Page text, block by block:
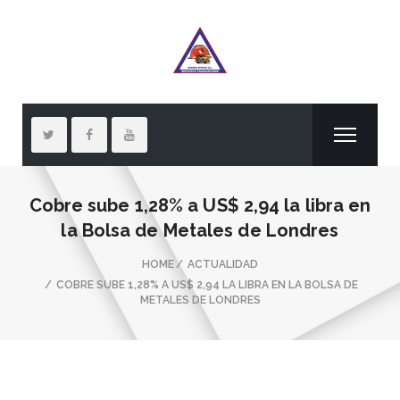
Cobre sube 1,28% a US$ 2,94 la libra en
la Bolsa de Metales de Londres
HOME
ACTUALIDAD
COBRE SUBE 1,28% A US$ 2,94 LA LIBRA EN LA BOLSA DE
METALES DE LONDRES